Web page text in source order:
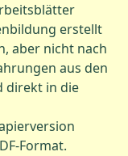
erstellt
aber nicht nach
aus den
direkt in die
Format.